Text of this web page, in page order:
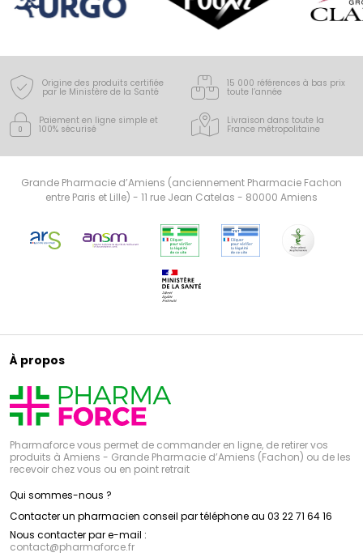
Origine des produits certifiée
par le Ministère de la Santé
15 000 références à bas prix
toute l’année
Paiement en ligne simple et
100% sécurisé
Livraison dans toute la
France métropolitaine
Grande Pharmacie d’Amiens (anciennement Pharmacie Fachon
entre Paris et Lille) - 11 rue Jean Catelas - 80000 Amiens
À propos
Pharmaforce vous permet de commander en ligne, de retirer vos
produits à Amiens - Grande Pharmacie d’Amiens (Fachon) ou de les
recevoir chez vous ou en point retrait
Qui sommes-nous ?
Contacter un pharmacien conseil par téléphone au 03 22 71 64 16
Nous contacter par e-mail :
contact@pharmaforce.fr